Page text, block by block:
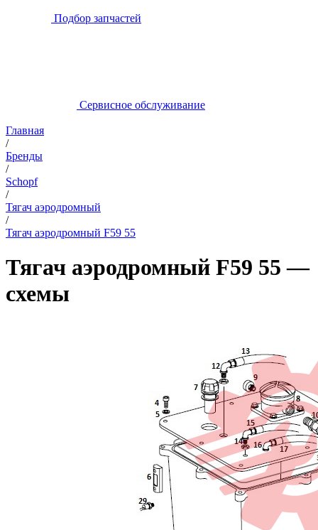
Подбор запчастей
Сервисное обслуживание
Главная
/
Бренды
/
Schopf
/
Тягач аэродромный
/
Тягач аэродромный F59 55
Тягач аэродромный F59 55 —
схемы